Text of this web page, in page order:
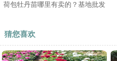
荷包牡丹苗哪里有卖的？基地批发
猜您喜欢